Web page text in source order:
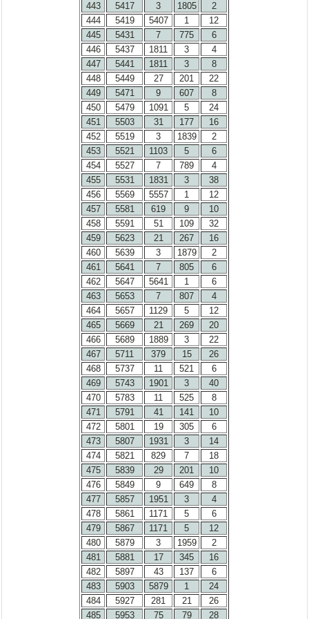
443 5417 3 1805
2
444
5419 5407 1
12
445
5431 7 775
6
446
5437 1811 3
4
447
5441 1811 3
8
448
5449 27 201
22
449
5471 9 607
8
450
5479 1091 5
24
451
5503 31 177
16
452
5519 3 1839
2
453
5521 1103 5
6
454
5527 7 789
4
455
5531 1831 3
38
456
5569 5557 1
12
457
5581 619 9
10
458
5591 51 109
32
459
5623 21 267
16
460
5639 3 1879
2
461
5641 7 805
6
462
5647 5641 1
6
463
5653 7 807
4
464
5657 1129 5
12
465
5669 21 269
20
466
5689 1889 3
22
467
5711 379 15
26
468
5737 11 521
6
469
5743 1901 3
40
470
5783 11 525
8
471
5791 41 141
10
472
5801 19 305
6
473
5807 1931 3
14
474
5821 829 7
18
475
5839 29 201
10
476
5849 9 649
8
477
5857 1951 3
4
478
5861 1171 5
6
479
5867 1171 5
12
480
5879 3 1959
2
481
5881 17 345
16
482
5897 43 137
6
483
5903 5879 1
24
484
5927 281 21
26
485
5953 75 79 28